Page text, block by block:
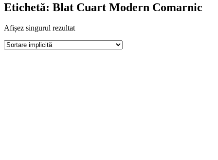
Etichetă: Blat Cuart Modern Comarnic
Afișez singurul rezultat